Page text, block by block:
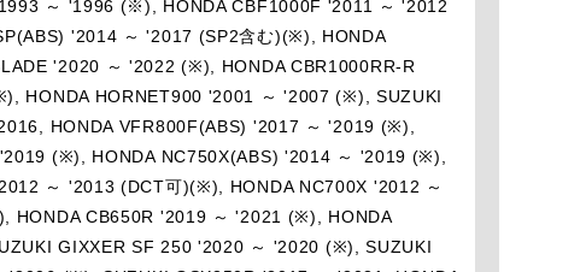
～ '1996 (※), HONDA CBF1000F '2011 ～ '2012
'2014 ～ '2017 (SP2含む)(※), HONDA
'2020 ～ '2022 (※), HONDA CBR1000RR-R
HONDA HORNET900 '2001 ～ '2007 (※), SUZUKI
HONDA VFR800F(ABS) '2017 ～ '2019 (※),
(※), HONDA NC750X(ABS) '2014 ～ '2019 (※),
～ '2013 (DCT可)(※), HONDA NC700X '2012 ～
HONDA CB650R '2019 ～ '2021 (※), HONDA
GIXXER SF 250 '2020 ～ '2020 (※), SUZUKI